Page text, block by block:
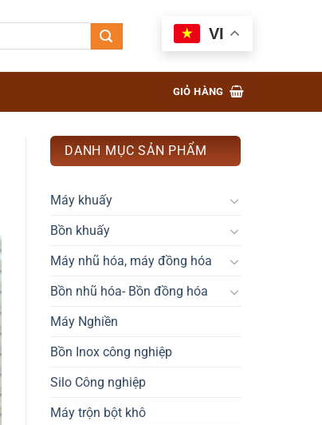
VI
GIỎ HÀNG
DANH MỤC SẢN PHẨM
Máy khuấy
Bồn khuấy
Máy nhũ hóa, máy đồng hóa
Bồn nhũ hóa- Bồn đồng hóa
Máy Nghiền
Bồn Inox công nghiệp
Silo Công nghiệp
Máy trộn bột khô